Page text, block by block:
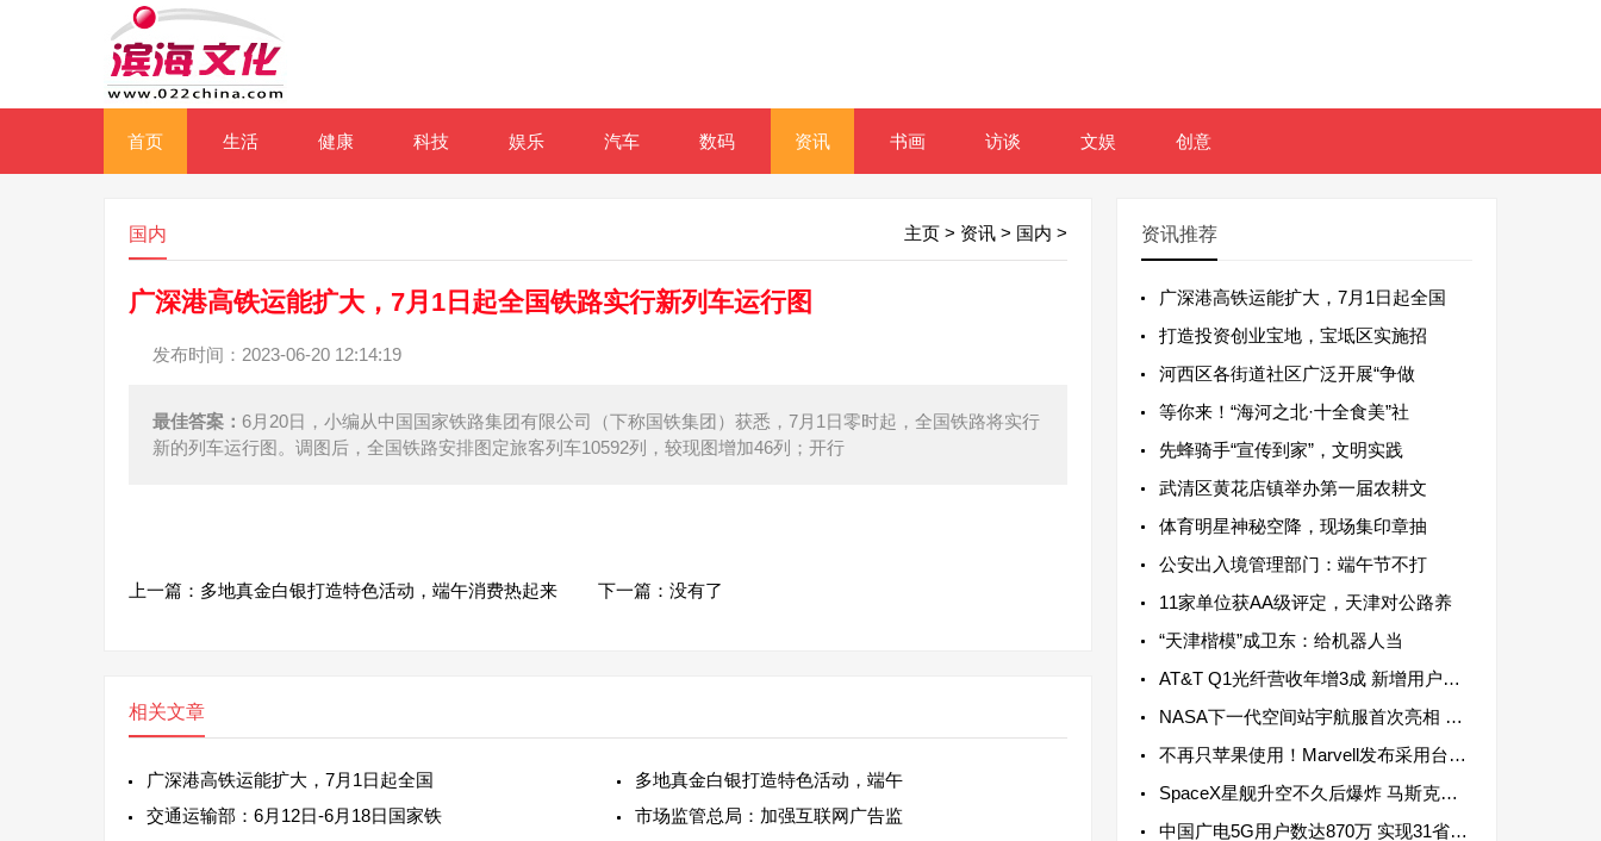
首页 生活 健康 科技 娱乐 汽车 数码 资讯 书画 访谈 文娱 创意
主页 > 资讯 > 国内 >
国内
广深港高铁运能扩大，7月1日起全国铁路实行新列车运行图
发布时间：2023-06-20 12:14:19
最佳答案： 6月20日，小编从中国国家铁路集团有限公司（下称国铁集团）获悉，7月1日零时起，全国铁路将实行
新的列车运行图。调图后，全国铁路安排图定旅客列车10592列，较现图增加46列；开行
上一篇： 多地真金白银打造特色活动，端午消费热起来 下一篇：没有了
相关文章
广深港高铁运能扩大，7月1日起全国
多地真金白银打造特色活动，端午
交通运输部：6月12日-6月18日国家铁
市场监管总局：加强互联网广告监
资讯推荐
广深港高铁运能扩大，7月1日起全国
打造投资创业宝地，宝坻区实施招
河西区各街道社区广泛开展“争做
等你来！“海河之北·十全食美”社
先蜂骑手“宣传到家”，文明实践
武清区黄花店镇举办第一届农耕文
体育明星神秘空降，现场集印章抽
公安出入境管理部门：端午节不打
11家单位获AA级评定，天津对公路养
“天津楷模”成卫东：给机器人当
AT&T Q1光纤营收年增3成 新增用户连续13个季度超过20万
NASA下一代空间站宇航服首次亮相 配备高机动性躯干部分以实现最大运动范围
不再只苹果使用！Marvell发布采用台积电3纳米制程资料中心芯片
SpaceX星舰升空不久后爆炸 马斯克：数月后再进行一次飞行测试
中国广电5G用户数达870万 实现31省5G网络服务全覆盖